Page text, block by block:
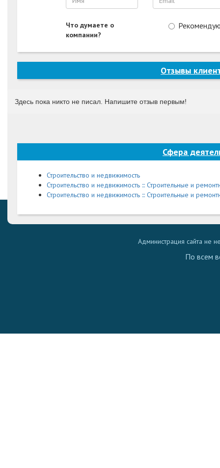
Что думаете о
компании?
Отзывы
Здесь пока никто не писал. Напишите отзыв первым!
Сфера
Строительство и недвижимость
Строительство и недвижимость ::: Строительные и
Строительство и недвижимость ::: Строительные и
Администрация сайта не
По всем